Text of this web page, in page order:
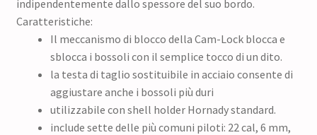
indipendentemente dallo spessore del suo bordo.
Caratteristiche:
Il meccanismo di blocco della Cam-Lock blocca e
sblocca i bossoli con il semplice tocco di un dito.
la testa di taglio sostituibile in acciaio consente di
aggiustare anche i bossoli più duri
utilizzabile con shell holder Hornady standard.
include sette delle più comuni piloti: 22 cal, 6 mm,